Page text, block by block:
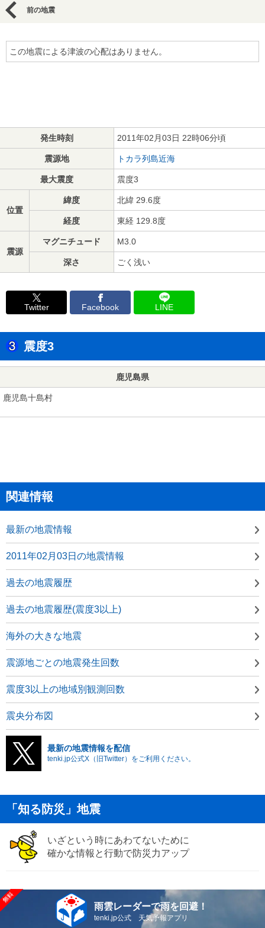
前の地震
この地震による津波の心配はありません。
発生時刻 2011年02月03日 22時06分頃
震源地 トカラ列島近海
最大震度 震度3
位置
緯度 北緯 29.6度
経度 東経 129.8度
震源
マグニチュード M3.0
深さ ごく浅い
Twitter Facebook LINE
震度3
鹿児島県
鹿児島十島村
関連情報
最新の地震情報
2011年02月03日の地震情報
過去の地震履歴
過去の地震履歴(震度3以上)
海外の大きな地震
震源地ごとの地震発生回数
震度3以上の地域別観測回数
震央分布図
最新の地震情報を配信
tenki.jp公式X（旧Twitter）をご利用ください。
「知る防災」地震
いざという時にあわてないために
確かな情報と行動で防災力アップ
雨雲レーダーで雨を回避！
tenki.jp公式 天気予報アプリ